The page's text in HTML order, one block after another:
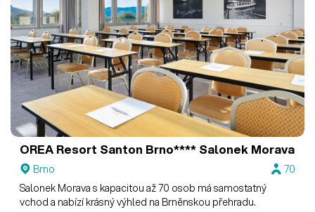
OREA Resort Santon Brno**** Salonek Morava
Brno
70
Salonek Morava s kapacitou až 70 osob má samostatný
vchod a nabízí krásný výhled na Brněnskou přehradu.